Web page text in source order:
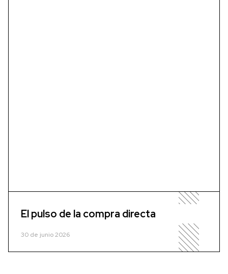
El pulso de la compra directa
30 de junio 2026